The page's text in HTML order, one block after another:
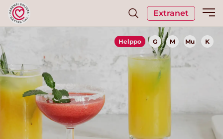
Extranet
Helppo G M Mu K